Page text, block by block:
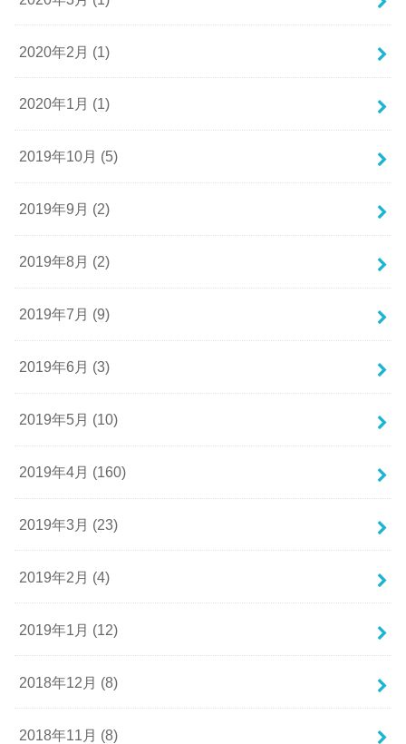
2020年2月 (1)
2020年1月 (1)
2019年10月 (5)
2019年9月 (2)
2019年8月 (2)
2019年7月 (9)
2019年6月 (3)
2019年5月 (10)
2019年4月 (160)
2019年3月 (23)
2019年2月 (4)
2019年1月 (12)
2018年12月 (8)
2018年11月 (8)